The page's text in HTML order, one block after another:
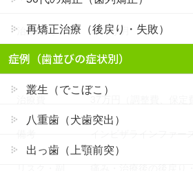
治療期間 1年3か月
抜歯 なし
治療費 37万円（調整費、保定
インビザラインファース
再矯正治療（後戻り・失敗）
症例（歯並びの症状別）
叢生（でこぼこ）
八重歯（犬歯突出）
出っ歯（上顎前突）